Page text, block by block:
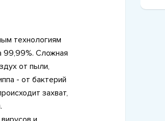
технологиям
99,99%. Сложная
от пыли,
- от бактерий
захват,